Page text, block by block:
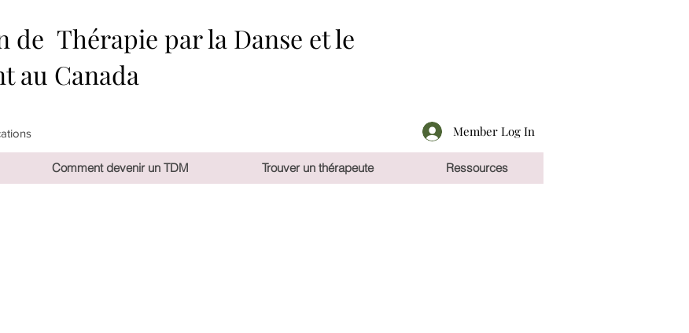
de Thérapie par la Danse et le
au Canada
Member Log In
Comment devenir un TDM Trouver un thérapeute Ressources